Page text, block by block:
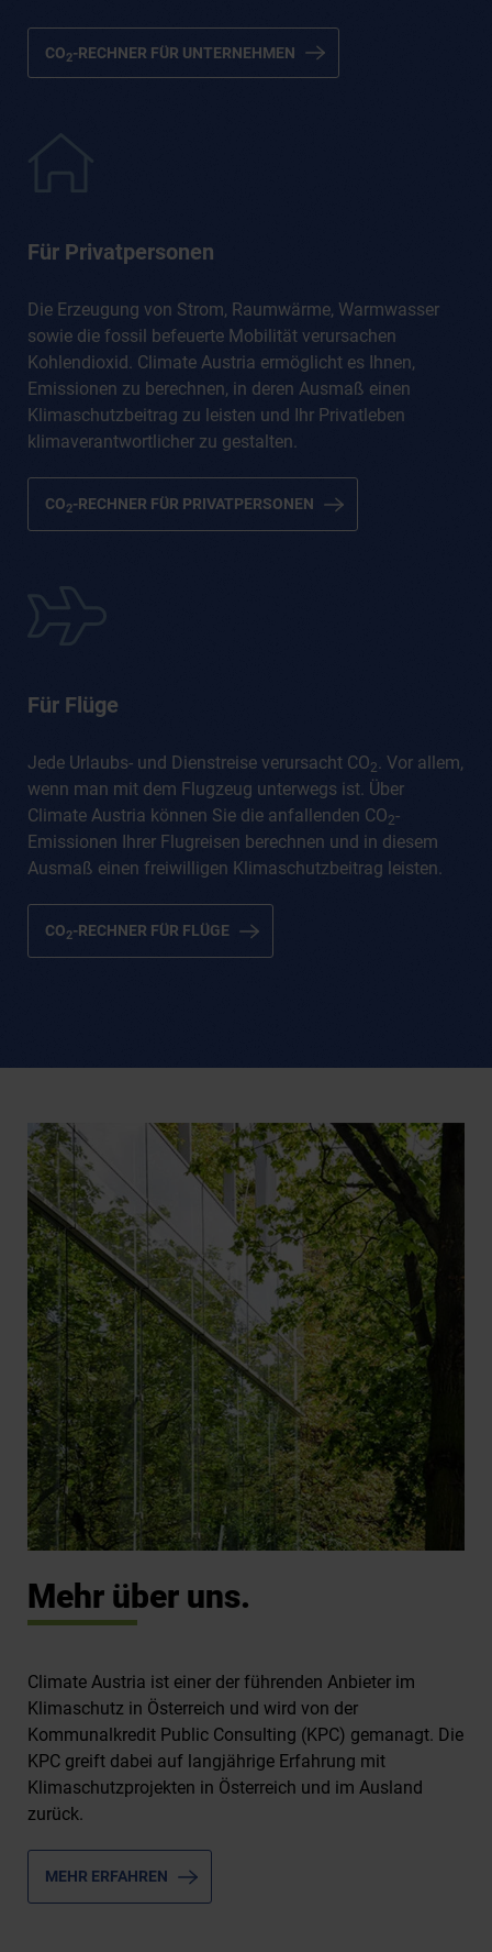
CO2-RECHNER FÜR UNTERNEHMEN
Für Privatpersonen
Die Erzeugung von Strom, Raumwärme, Warmwasser
sowie die fossil befeuerte Mobilität verursachen
Kohlendioxid. Climate Austria ermöglicht es Ihnen,
Emissionen zu berechnen, in deren Ausmaß einen
Klimaschutzbeitrag zu leisten und Ihr Privatleben
klimaverantwortlicher zu gestalten.
CO2-RECHNER FÜR PRIVATPERSONEN
Für Flüge
Jede Urlaubs- und Dienstreise verursacht CO2. Vor allem,
wenn man mit dem Flugzeug unterwegs ist. Über
Climate Austria können Sie die anfallenden CO2-
Emissionen Ihrer Flugreisen berechnen und in diesem
Ausmaß einen freiwilligen Klimaschutzbeitrag leisten.
CO2-RECHNER FÜR FLÜGE
Mehr über uns.
Climate Austria ist einer der führenden Anbieter im
Klimaschutz in Österreich und wird von der
Kommunalkredit Public Consulting (KPC) gemanagt. Die
KPC greift dabei auf langjährige Erfahrung mit
Klimaschutzprojekten in Österreich und im Ausland
zurück.
MEHR ERFAHREN